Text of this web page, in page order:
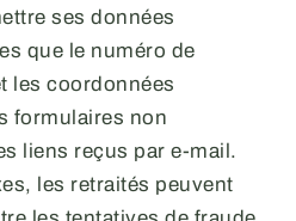
ses données
que le numéro de
les coordonnées
formulaires non
liens reçus par e-mail.
les retraités peuvent